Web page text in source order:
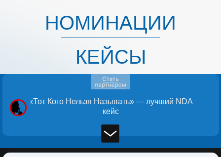
КЕЙСЫ
НОМИНАЦИИ
«Тот Кого Нельзя Называть» — лучший NDA
кейс